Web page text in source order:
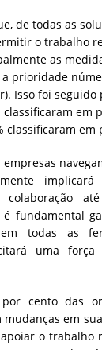
de todas as
o trabalho
as
prioridade
Isso foi
classificaram em
classificaram
colaboração
fundamental
todas as
uma
cento das
em
o trabalho